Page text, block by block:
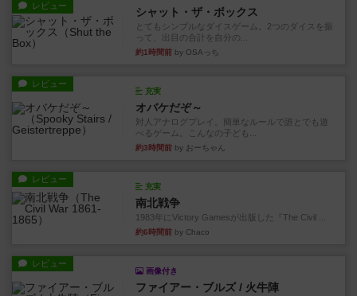
レビュー シャット・ザ・ボックス
とてもシンプルなダイスゲーム。2つのダイスを振
って、出目の合計を自分の...
約1時間前 by OSAっち
レビュー
充実
オバケだぞ～
対人アナログプレイ。簡単なルールで誰とでも遊
べるゲーム。こんなの子ども...
約3時間前 by おーちゃん
レビュー
充実
南北戦争
1983年にVictory Gamesが出版した『The Civil ...
約6時間前 by Chaco
レビュー
画像付き
ファイアー・ブルズ / 火牛陣